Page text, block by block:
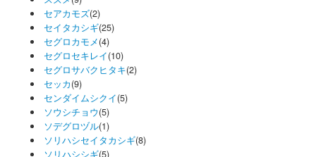
セアカモズ(2)
セイタカシギ(25)
セグロカモメ(4)
セグロセキレイ(10)
セグロサバクヒタキ(2)
セッカ(9)
センダイムシクイ(5)
ソウシチョウ(5)
ソデグロヅル(1)
ソリハシセイタカシギ(8)
ソリハシシギ(5)